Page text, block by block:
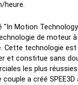
heure.
"In Motion
de moteur à
Cette technologie
et constitue sans
les plus
a créé